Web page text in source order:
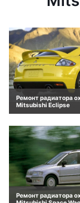
Ремонт радиатора
Mitsubishi Eclipse
Ремонт радиатора